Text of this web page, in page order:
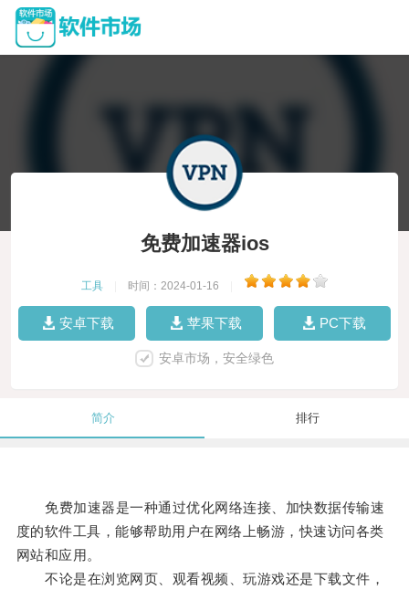
免费加速器ios
工具 时间：2024-01-16
安卓下载 苹果下载 PC下载
安卓市场，安全绿色
简介 排行
免费加速器是一种通过优化网络连接、加快数据传输速
度的软件工具，能够帮助用户在网络上畅游，快速访问各类
网站和应用。
不论是在浏览网页、观看视频、玩游戏还是下载文件，